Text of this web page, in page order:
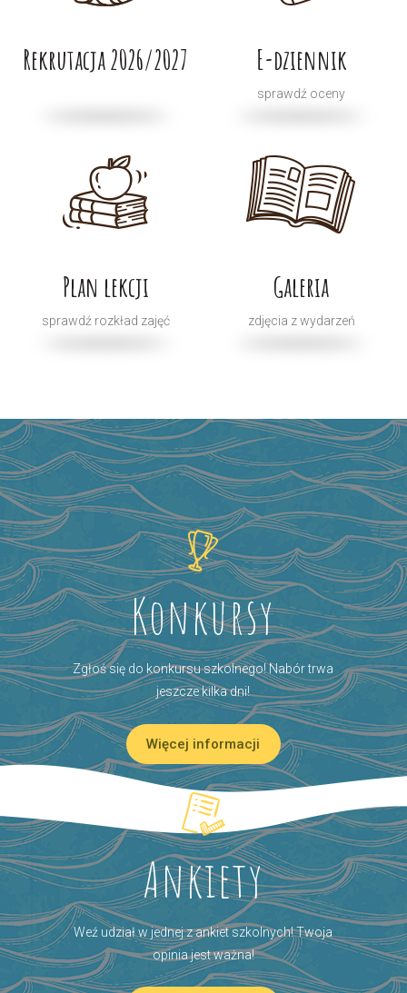
Rekrutacja 2026/2027 E-dziennik
sprawdź oceny
Plan lekcji
sprawdź rozkład zajęć
Galeria
zdjęcia z wydarzeń
Konkursy
Zgłoś się do konkursu szkolnego! Nabór trwa
jeszcze kilka dni!
Więcej informacji
Ankiety
Weź udział w jednej z ankiet szkolnych! Twoja
opinia jest ważna!